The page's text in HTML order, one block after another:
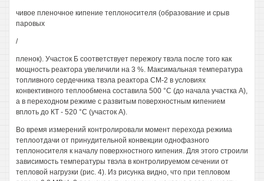
чивое пленочное кипение теплоносителя (образование и срыв
паровых
/
пленок). Участок Б соответствует пережогу твэла после того как
мощность реактора увеличили на 3 %. Максимальная температура
топливного сердечника твэла реактора СМ-2 в условиях
конвективного теплообмена составила 500 °С (до начала участка А),
а в переходном режиме с развитым поверхностным кипением
вплоть до КТ - 520 °С (участок А).
Во время измерений контролировали момент перехода режима
теплоотдачи от принудительной конвекции однофазного
теплоносителя к началу поверхностного кипения. Для этого строили
зависимость температуры твэла в контролируемом сечении от
тепловой нагрузки (рис. 4). Из рисунка видно, что при тепловом